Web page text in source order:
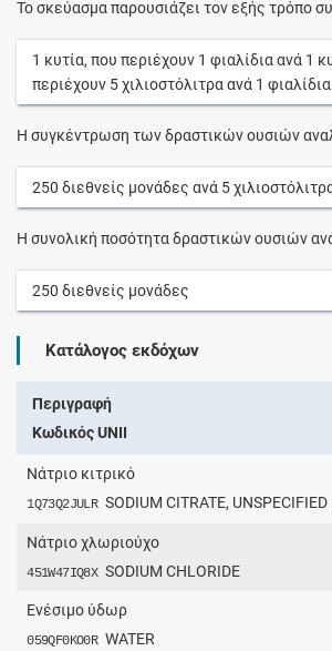
Το σκεύασμα παρουσιάζει τον εξής τρόπο
1 κυτία, που περιέχουν 1 φιαλίδιαανά 1
περιέχουν 5χιλιοστόλιτραανά 1 φιαλίδια
Η συγκέντρωση των δραστικών ουσιών
250 διεθνείς μονάδες ανά 5
Η συνολική ποσότητα δραστικών ουσιών
250 διεθνείς μονάδες
Κατάλογος εκδόχων
Περιγραφή
Κωδικός UNII
Νάτριο κιτρικό
1Q73Q2JULR SODIUM CITRATE, UNSPECIFIED
Νάτριο χλωριούχο
451W47IQ8X SODIUM CHLORIDE
Ενέσιμο ύδωρ
059QF0KO0R WATER